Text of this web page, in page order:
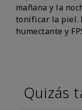
mañana y la
tonificar la piel.
humectante y
Quizás